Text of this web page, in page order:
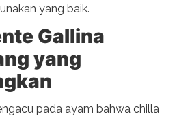
yang baik.
Gallina
yang
pada ayam bahwa chilla